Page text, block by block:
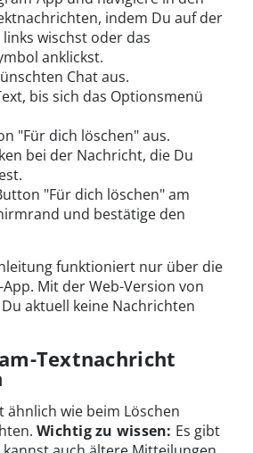
indem Du auf der
wischst oder das
anklickst.
Chat aus.
bis sich das Optionsmenü
"Für dich löschen" aus.
bei der Nachricht, die Du
"Für dich löschen" am
und bestätige den
funktioniert nur über die
Mit der Web-Version von
aktuell keine Nachrichten
Textnachricht
ähnlich wie beim Löschen
Wichtig zu wissen: Es gibt